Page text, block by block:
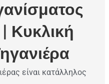
Κυκλική
είναι κατάλληλος